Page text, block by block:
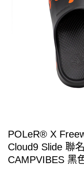
POLeR® X
Cloud9 Slide 聯
CAMPVIBES 黑